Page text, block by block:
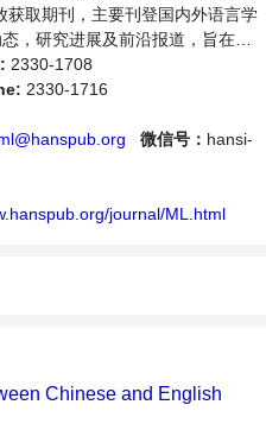
获取期刊，主要刊登国内外语言学
，研究进展及前沿报道，旨在给
科学家、学者、科研人员提供一
和讨论语言学领域内不同方向问
2330-1708
2330-1716
微信号： hansi-
journal/ML.html
Chinese and English